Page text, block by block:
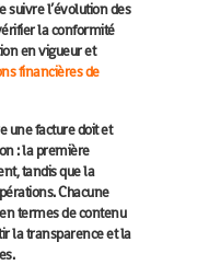
suivre l’évolution des
la conformité
en vigueur et
financières de
une facture doit et
: la première
tandis que la
Chacune
termes de contenu
la transparence et la